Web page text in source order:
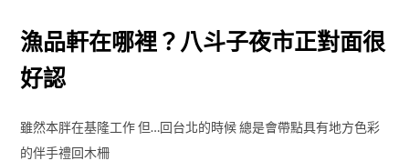
漁品軒在哪裡？八斗子夜市正對面很
好認
雖然本胖在基隆工作 但…回台北的時候 總是會帶點具有地方色彩
的伴手禮回木柵